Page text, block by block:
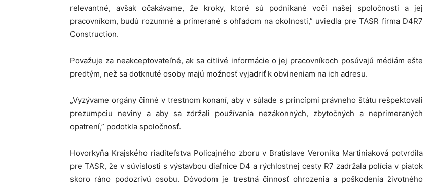
relevantné, avšak očakávame, že kroky, ktoré sú podnikané voči našej spoločnosti a jej
pracovníkom, budú rozumné a primerané s ohľadom na okolnosti,” uviedla pre TASR firma D4R7
Construction.
Považuje za neakceptovateľné, ak sa citlivé informácie o jej pracovníkoch posúvajú médiám ešte
predtým, než sa dotknuté osoby majú možnosť vyjadriť k obvineniam na ich adresu.
„Vyzývame orgány činné v trestnom konaní, aby v súlade s princípmi právneho štátu rešpektovali
prezumpciu neviny a aby sa zdržali používania nezákonných, zbytočných a neprimeraných
opatrení,” podotkla spoločnosť.
Hovorkyňa Krajského riaditeľstva Policajného zboru v Bratislave Veronika Martiniaková potvrdila
pre TASR, že v súvislosti s výstavbou diaľnice D4 a rýchlostnej cesty R7 zadržala polícia v piatok
skoro ráno podozrivú osobu. Dôvodom je trestná činnosť ohrozenia a poškodenia životného